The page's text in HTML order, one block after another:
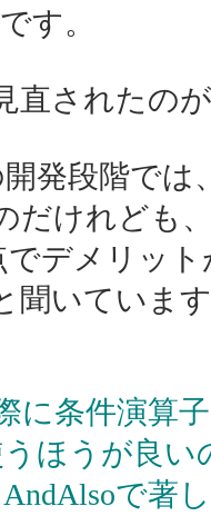
す。
直されたの
開発段階で
だけれども
でデメリッ
聞いていま
に条件演算
うほうが良
で著